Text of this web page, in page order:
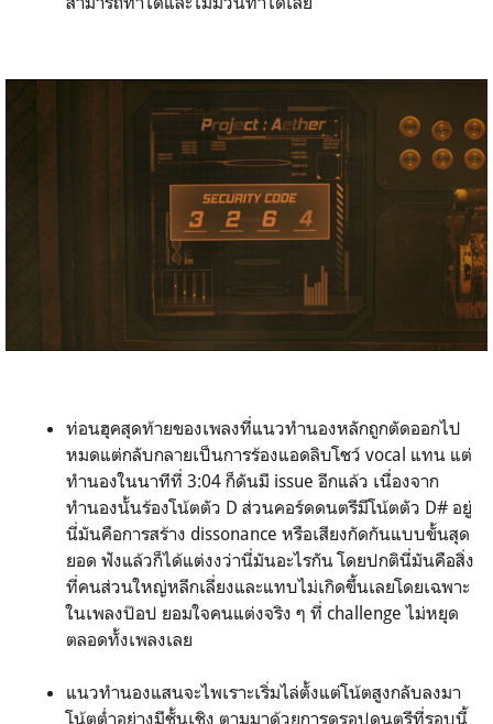
ท่อนฮุคสุดท้ายของเพลงที่แนวทำนองหลักถูกตัดออกไป
หมดแต่กลับกลายเป็นการร้องแอดลิบโชว์ vocal แทน แต่
ทำนองในนาทีที่ 3:04 ก็ดันมี issue อีกแล้ว เนื่องจาก
ทำนองนั้นร้องโน้ตตัว D ส่วนคอร์ดดนตรีมีโน้ตตัว D# อยู่​
นี่มันคือการสร้าง dissonance หรือเสียงกัดกันแบบขั้นสุด
ยอด ฟังแล้วก็ได้แต่งงว่านี่มันอะไรกัน โดยปกตินี่มันคือสิ่ง
ที่คนส่วนใหญ่หลีกเลี่ยงและแทบไม่เกิดขึ้นเลยโดยเฉพาะ
ในเพลงป๊อป ยอมใจคนแต่งจริง ๆ ที่ challenge ไม่หยุด
ตลอดทั้งเพลงเลย
แนวทำนองแสนจะไพเราะเริ่มไล่ตั้งแต่โน้ตสูงกลับลงมา
โน้ตต่ำอย่างมีชั้นเชิง ตามมาด้วยการดรอปดนตรีที่รอบนี้